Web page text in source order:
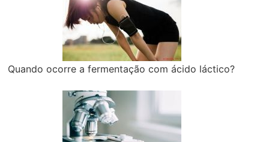
Quando ocorre a fermentação com ácido láctico?